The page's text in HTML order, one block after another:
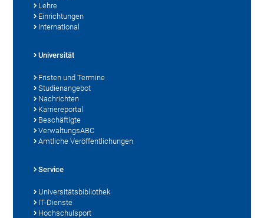
Lehre
Einrichtungen
International
Universität
Fristen und Termine
Studienangebot
Nachrichten
Karriereportal
Beschäftigte
VerwaltungsABC
Amtliche Veröffentlichungen
Service
Universitätsbibliothek
IT-Dienste
Hochschulsport